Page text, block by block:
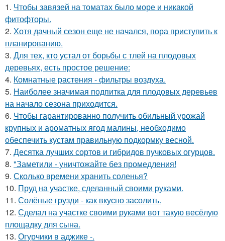
1. Чтобы завязей на томатах было море и никакой
фитофторы.
2. Хотя дачный сезон еще не начался, пора приступить к
планированию.
3. Для тех, кто устал от борьбы с тлей на плодовых
деревьях, есть простое решение:
4. Комнатные растения - фильтры воздуха.
5. Наиболее значимая подпитка для плодовых деревьев
на начало сезона приходится.
6. Чтобы гарантированно получить обильный урожай
крупных и ароматных ягод малины, необходимо
обеспечить кустам правильную подкормку весной.
7. Десятка лучших сортов и гибридов пучковых огурцов.
8. "Заметили - уничтожайте без промедления!
9. Сколько времени хранить соленья?
10. Пруд на участке, сделанный своими руками.
11. Солёные грузди - как вкусно засолить.
12. Сделал на участке своими руками вот такую весёлую
площадку для сына.
13. Огурчики в аджике -.